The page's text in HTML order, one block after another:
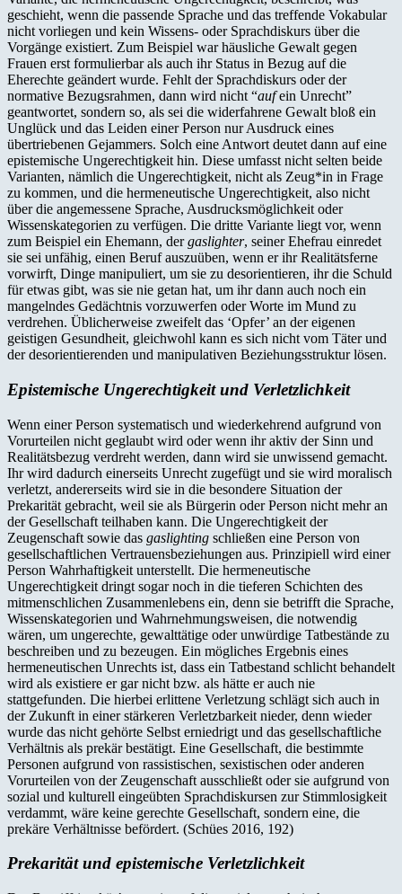
geschieht, wenn die passende Sprache und das treffende Vokabular
nicht vorliegen und kein Wissens- oder Sprachdiskurs über die
Vorgänge existiert. Zum Beispiel war häusliche Gewalt gegen
Frauen erst formulierbar als auch ihr Status in Bezug auf die
Eherechte geändert wurde. Fehlt der Sprachdiskurs oder der
normative Bezugsrahmen, dann wird nicht “aufein Unrecht”
geantwortet, sondern so, als sei die widerfahrene Gewalt bloß ein
Unglück und das Leiden einer Person nur Ausdruck eines
übertriebenen Gejammers. Solch eine Antwort deutet dann auf eine
epistemische Ungerechtigkeit hin. Diese umfasst nicht selten beide
Varianten, nämlich die Ungerechtigkeit, nicht als Zeug*in in Frage
zu kommen, und die hermeneutische Ungerechtigkeit, also nicht
über die angemessene Sprache, Ausdrucksmöglichkeit oder
Wissenskategorien zu verfügen. Die dritte Variante liegt vor, wenn
zum Beispiel ein Ehemann, dergaslighter, seiner Ehefrau einredet
sie sei unfähig, einen Beruf auszuüben, wenn er ihr Realitätsferne
vorwirft, Dinge manipuliert, um sie zu desorientieren, ihr die Schuld
für etwas gibt, was sie nie getan hat, um ihr dann auch noch ein
mangelndes Gedächtnis vorzuwerfen oder Worte im Mund zu
verdrehen. Üblicherweise zweifelt das ‘Opfer’ an der eigenen
geistigen Gesundheit, gleichwohl kann es sich nicht vom Täter und
der desorientierenden und manipulativen Beziehungsstruktur lösen.
Epistemische Ungerechtigkeit und Verletzlichkeit
Wenn einer Person systematisch und wiederkehrend aufgrund von
Vorurteilen nicht geglaubt wird oder wenn ihr aktiv der Sinn und
Realitätsbezug verdreht werden, dann wird sie unwissend gemacht.
Ihr wird dadurch einerseits Unrecht zugefügt und sie wird moralisch
verletzt, andererseits wird sie in die besondere Situation der
Prekarität gebracht, weil sie als Bürgerin oder Person nicht mehr an
der Gesellschaft teilhaben kann. Die Ungerechtigkeit der
Zeugenschaft sowie das gaslighting schließen eine Person von
gesellschaftlichen Vertrauensbeziehungen aus. Prinzipiell wird einer
Person Wahrhaftigkeit unterstellt. Die hermeneutische
Ungerechtigkeit dringt sogar noch in die tieferen Schichten des
mitmenschlichen Zusammenlebens ein, denn sie betrifft die Sprache,
Wissenskategorien und Wahrnehmungsweisen, die notwendig
wären, um ungerechte, gewalttätige oder unwürdige Tatbestände zu
beschreiben und zu bezeugen. Ein mögliches Ergebnis eines
hermeneutischen Unrechts ist, dass ein Tatbestand schlicht behandelt
wird als existiere er gar nicht bzw. als hätte er auch nie
stattgefunden. Die hierbei erlittene Verletzung schlägt sich auch in
der Zukunft in einer stärkeren Verletzbarkeit nieder, denn wieder
wurde das nicht gehörte Selbst erniedrigt und das gesellschaftliche
Verhältnis als prekär bestätigt. Eine Gesellschaft, die bestimmte
Personen aufgrund von rassistischen, sexistischen oder anderen
Vorurteilen von der Zeugenschaft ausschließt oder sie aufgrund von
sozial und kulturell eingeübten Sprachdiskursen zur Stimmlosigkeit
verdammt, wäre keine gerechte Gesellschaft, sondern eine, die
prekäre Verhältnisse befördert. (Schües 2016, 192)
Prekarität und epistemische Verletzlichkeit